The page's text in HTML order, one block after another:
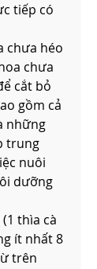
tiếp có
chưa héo
chưa
cắt bỏ
gồm cả
những
trung
nuôi
dưỡng
thìa cà
ít nhất 8
trên